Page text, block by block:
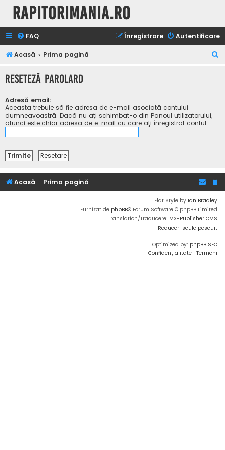
Rapitorimania.ro
FAQ Autentificare
Înregistrare
Acasă Prima pagină
t
Reseteză parolard
Adresă email:
Aceasta trebuie să fie adresa de e-mail asociată contului
dumneavoastră. Dacă nu aţi schimbat-o din Panoul utilizatorului,
atunci este chiar adresa de e-mail cu care aţi înregistrat contul.
Acasă Prima pagină
Flat Style by Ian Bradley
Furnizat de phpBB® Forum Software © phpBB Limited
Translation/Traducere: MX-Publisher CMS
Reduceri scule pescuit
Optimized by: phpBB SEO
Confidențialitate | Termeni